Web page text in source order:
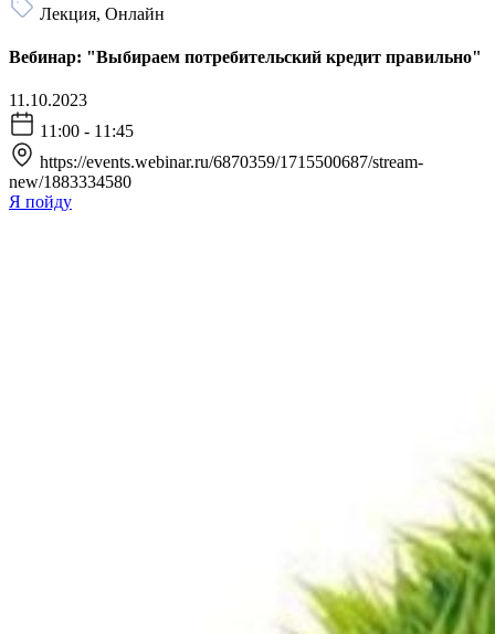
Лекция, Онлайн
Вебинар: "Выбираем потребительский кредит правильно"
11.10.2023
11:00 - 11:45
https://events.webinar.ru/6870359/1715500687/stream-
new/1883334580
Я пойду